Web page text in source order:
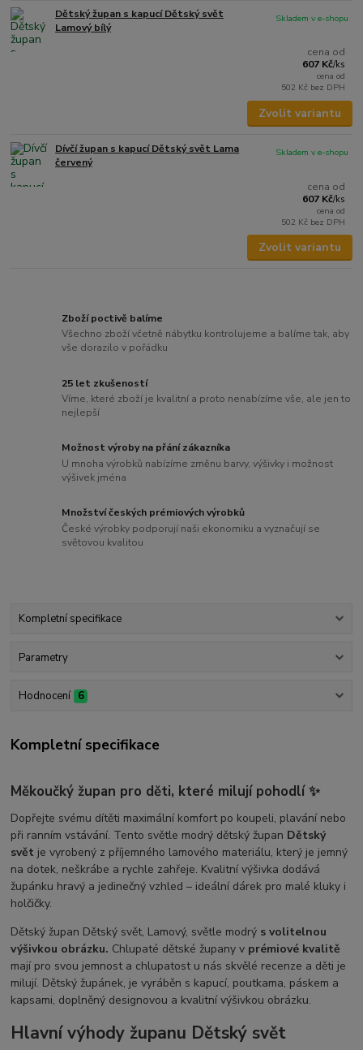
Dětský župan s kapucí Dětský svět
Lamový bílý
cena od
607 Kč/ks
cena od
502 Kč bez DPH
Skladem v e-shopu
Zvolit variantu
Dívčí župan s kapucí Dětský svět Lama
červený
cena od
607 Kč/ks
cena od
502 Kč bez DPH
Skladem v e-shopu
Zvolit variantu
Zboží poctivě balíme
Všechno zboží včetně nábytku kontrolujeme a balíme tak, aby
vše dorazilo v pořádku
25 let zkušeností
Víme, které zboží je kvalitní a proto nenabízíme vše, ale jen to
nejlepší
Možnost výroby na přání zákazníka
U mnoha výrobků nabízíme změnu barvy, výšivky i možnost
výšivek jména
Množství českých prémiových výrobků
České výrobky podporují naši ekonomiku a vyznačují se
světovou kvalitou
Kompletní specifikace
Parametry
Hodnocení 6
Kompletní specifikace
Měkoučký župan pro děti, které milují pohodlí✨
Dopřejte svému dítěti maximální komfort po koupeli, plavání nebo
při ranním vstávání. Tento světle modrý dětský župan Dětský
svět je vyrobený z příjemného lamového materiálu, který je jemný
na dotek, neškrábe a rychle zahřeje. Kvalitní výšivka dodává
župánku hravý a jedinečný vzhled – ideální dárek pro malé kluky i
holčičky.
Dětský župan Dětský svět, Lamový, světle modrý s volitelnou
výšivkou obrázku. Chlupaté dětské župany v prémiové kvalitě
mají pro svou jemnost a chlupatost u nás skvělé recenze a děti je
milují. Dětský župánek, je vyráběn s kapucí, poutkama, páskem a
kapsami, doplněný designovou a kvalitní výšivkou obrázku.
Hlavní výhody županu Dětský svět